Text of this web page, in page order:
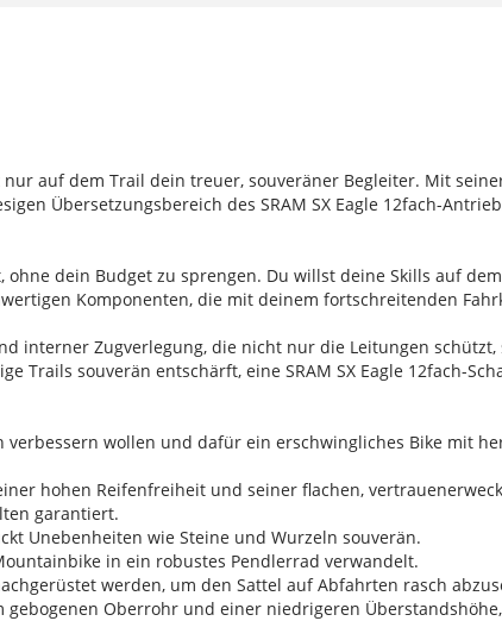
auf dem Trail dein treuer, souveräner Begleiter. Mit
Übersetzungsbereich des SRAM SX Eagle 12fach-
dein Budget zu sprengen. Du willst deine Skills auf
Komponenten, die mit deinem fortschreitenden
interner Zugverlegung, die nicht nur die Leitungen
Trails souverän entschärft, eine SRAM SX Eagle 12fach-
wollen und dafür ein erschwingliches Bike mit
hohen Reifenfreiheit und seiner flachen,
garantiert.
Unebenheiten wie Steine und Wurzeln souverän.
in ein robustes Pendlerrad verwandelt.
werden, um den Sattel auf Abfahrten rasch
Oberrohr und einer niedrigeren